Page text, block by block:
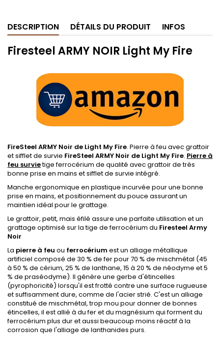
DESCRIPTION DÉTAILS DU PRODUIT INFOS
Firesteel ARMY NOIR Light My Fire
.
FireSteel ARMY Noir de Light My Fire. Pierre à feu avec grattoir
et sifflet de survie FireSteel ARMY Noir de Light My Fire. Pierre à
feu survietige ferrocérium de qualité avec grattoir de très
bonne prise en mains et sifflet de survie intégré.
Manche ergonomique en plastique incurvée pour une bonne
prise en mains, et positionnement du pouce assurant un
maintien idéal pour le grattage.
Le grattoir, petit, mais éfilé assure une parfaite utilisation et un
grattage optimisé sur la tige de ferrocérium du Firesteel Army
Noir
La pierre à feu ou ferrocérium est un alliage métallique
artificiel composé de 30 % de fer pour 70 % de mischmétal (45
à 50 % de cérium, 25 % de lanthane, 15 à 20 % de néodyme et 5
% de praséodyme). Il génère une gerbe d'étincelles
(pyrophoricité) lorsqu'il est frotté contre une surface rugueuse
et suffisamment dure, comme de l'acier strié. C'est un alliage
constitué de mischmétal, trop mou pour donner de bonnes
étincelles, il est allié à du fer et du magnésium qui forment du
ferrocérium plus dur et aussi beaucoup moins réactif à la
corrosion que l'alliage de lanthanides purs.